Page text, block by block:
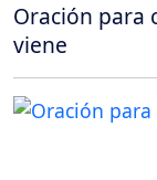
Oración para
viene